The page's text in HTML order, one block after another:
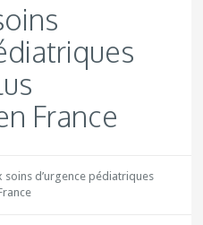
France
soins d’urgence pédiatriques